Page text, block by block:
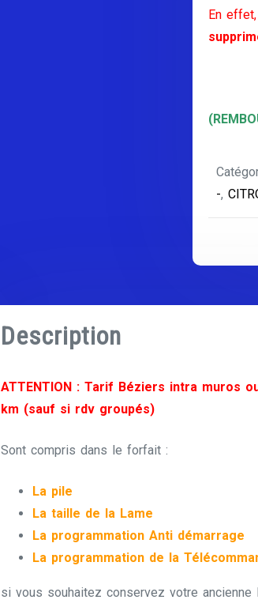
En effet,
-,
Description
ATTENTION : Tarif Béziers intra muros
km (sauf si rdv groupés)
Sont compris dans le forfait :
La pile
La taille de la Lame
La programmation Anti démarrage
La programmation de la
si vous souhaitez conservez votre